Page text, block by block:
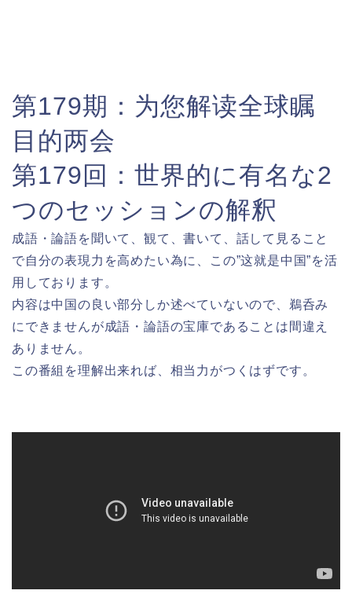
第179期：为您解读全球瞩
目的两会
第179回：世界的に有名な2
つのセッションの解釈
成語・論語を聞いて、観て、書いて、話して見ること
で自分の表現力を高めたい為に、この”这就是中国”を活
用しております。
内容は中国の良い部分しか述べていないので、鵜呑み
にできませんが成語・論語の宝庫であることは間違え
ありません。
この番組を理解出来れば、相当力がつくはずです。